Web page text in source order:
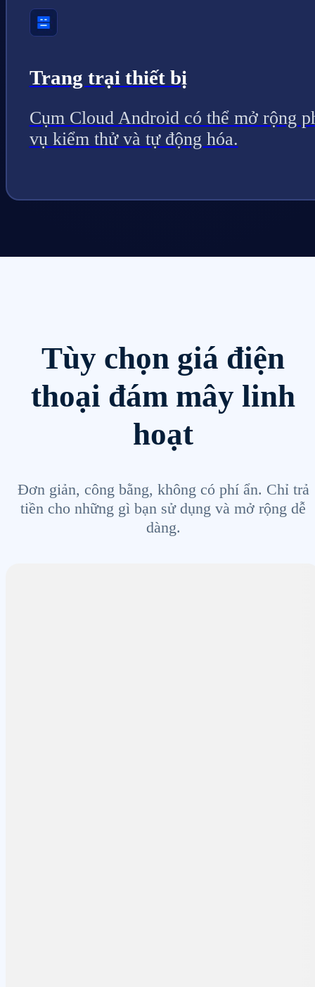
Trang trại thiết bị
Cụm Cloud Android có thể mở rộng
vụ kiểm thử và tự động hóa.
Tùy chọn giá điện
thoại đám mây linh
hoạt
Đơn giản, công bằng, không có phí ẩn. Chỉ trả
tiền cho những gì bạn sử dụng và mở rộng dễ
dàng.